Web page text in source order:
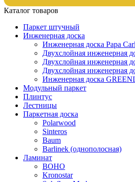
Каталог товаров
Паркет штучный
Инженерная доска
Инженерная доска Papa
Двухслойная инженерная
Двухслойная инженерная
Двухслойная инженерная
Инженерная доска
Модульный паркет
Плинтус
Лестницы
Паркетная доска
Polarwood
Sinteros
Baum
Barlinek (однополосная)
Ламинат
BOHO
Kronostar